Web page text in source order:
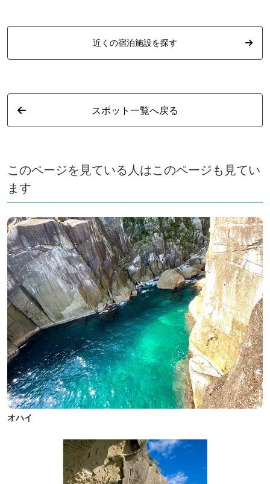
近くの宿泊施設を探す
スポット一覧へ戻る
このページを見ている人はこのページも見てい
ます
オハイ